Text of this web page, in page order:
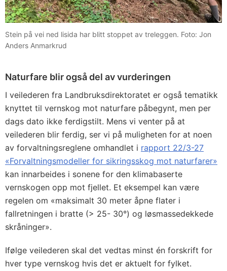
Stein på vei ned lisida har blitt stoppet av treleggen. Foto: Jon
Anders Anmarkrud
Naturfare blir også del av vurderingen
I veilederen fra Landbruksdirektoratet er også tematikk
knyttet til vernskog mot naturfare påbegynt, men per
dags dato ikke ferdigstilt. Mens vi venter på at
veilederen blir ferdig, ser vi på muligheten for at noen
av forvaltningsreglene omhandlet i rapport 22/3-27
«Forvaltningsmodeller for sikringsskog mot naturfarer»
kan innarbeides i sonene for den klimabaserte
vernskogen opp mot fjellet. Et eksempel kan være
regelen om «maksimalt 30 meter åpne flater i
fallretningen i bratte (> 25- 30°) og løsmassedekkede
skråninger».
Ifølge veilederen skal det vedtas minst én forskrift for
hver type vernskog hvis det er aktuelt for fylket.